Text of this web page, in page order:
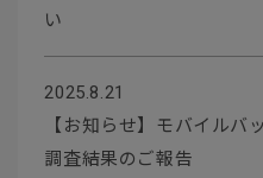
い
2025.8.21
【お知らせ】モバイルバ
調査結果のご報告